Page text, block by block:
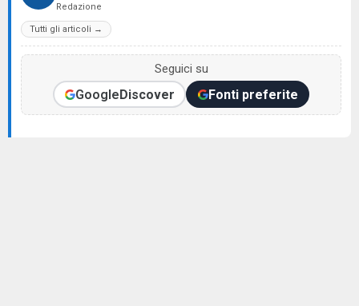
Redazione
Tutti gli articoli →
Seguici su
GoogleDiscover Fonti preferite